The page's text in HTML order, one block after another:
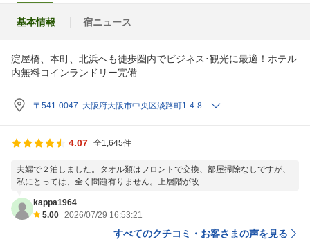
基本情報 宿ニュース
淀屋橋、本町、北浜へも徒歩圏内でビジネス･観光に最適！ホテル
内無料コインランドリー完備
〒541-0047 大阪府大阪市中央区淡路町1-4-8
4.07 全1,645件
夫婦で２泊しました。タオル類はフロントで交換、部屋掃除なしですが、
私にとっては、全く問題有りません。上層階が改...
kappa1964
5.00 2026/07/29 16:53:21
すべてのクチコミ・お客さまの声を見る